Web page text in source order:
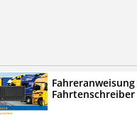
Abo für zwei
Fahrtenschreiber